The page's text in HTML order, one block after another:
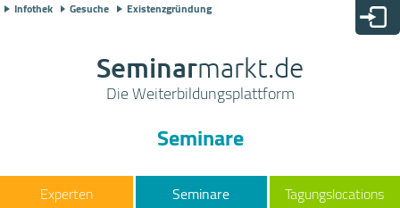
Infothek Gesuche Existenzgründung
Seminarmarkt.de
Die Weiterbildungsplattform
Seminare
Seminare Tagungslocations